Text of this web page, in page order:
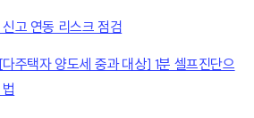
고 연동 리스크 점검
주택자 양도세 중과 대상] 1분 셀프진단으